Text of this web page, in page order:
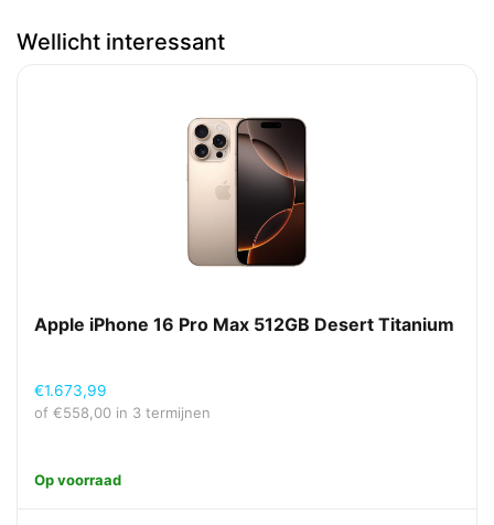
Wellicht interessant
Apple iPhone 16 Pro Max 512GB Desert Titanium
€1.673,99
of €558,00 in 3 termijnen
Op voorraad